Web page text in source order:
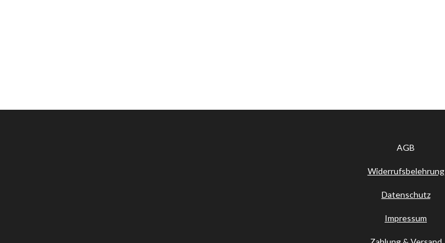
AGB
Widerrufsbelehrung
Datenschutz
Impressum